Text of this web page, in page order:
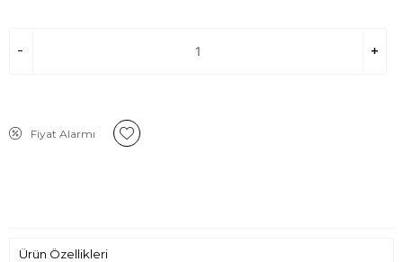
Fiyat Alarmı
Ürün Özellikleri